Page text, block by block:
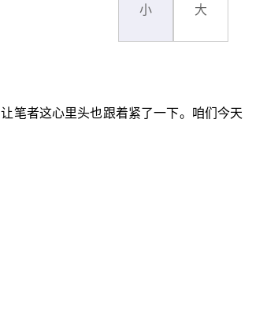
小 大
笔者这心里头也跟着紧了一下。咱们今天